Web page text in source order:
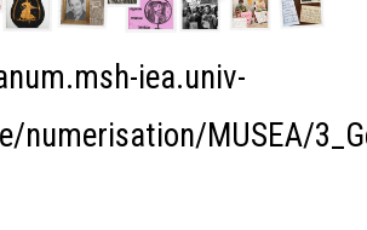
iea.univ-
numerisation/MUSEA/